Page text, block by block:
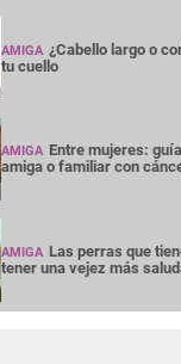
AMIGA ¿Cabello largo o
tu cuello
AMIGA Entre mujeres:
amiga o familiar con
AMIGA Las perras que
tener una vejez más